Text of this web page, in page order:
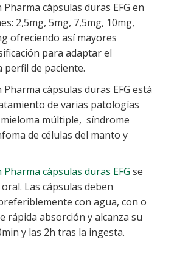
cápsulas duras EFG en
2,5mg, 5mg, 7,5mg, 10mg,
ofreciendo así mayores
para adaptar el
de paciente.
Pharma cápsulas duras EFG está
de varias patologías
múltiple, síndrome
de células del manto y
Pharma cápsulas duras EFG se
Las cápsulas deben
con agua, con o
rápida absorción y alcanza su
y las 2h tras la ingesta.